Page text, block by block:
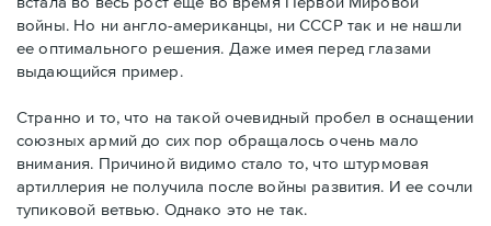
войны. Но ни англо-американцы, ни СССР так и не нашли
ее оптимального решения. Даже имея перед глазами
выдающийся пример.
Странно и то, что на такой очевидный пробел в оснащении
союзных армий до сих пор обращалось очень мало
внимания. Причиной видимо стало то, что штурмовая
артиллерия не получила после войны развития. И ее сочли
тупиковой ветвью. Однако это не так.